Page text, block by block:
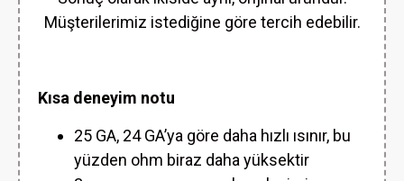
Müşterilerimiz istediğine göre tercih edebilir.
Kısa deneyim notu
25 GA, 24 GA’ya göre daha hızlı ısınır, bu
yüzden ohm biraz daha yüksektir